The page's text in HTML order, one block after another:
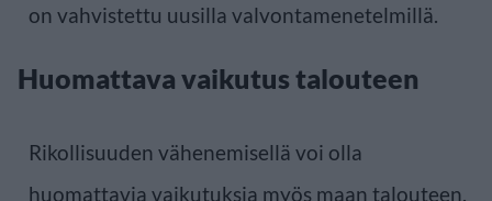
on vahvistettu uusilla valvontamenetelmillä.
Huomattava vaikutus talouteen
Rikollisuuden vähenemisellä voi olla
huomattavia vaikutuksia myös maan talouteen.